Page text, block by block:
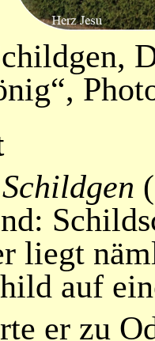
Schildgen
liegt
auf
er zu